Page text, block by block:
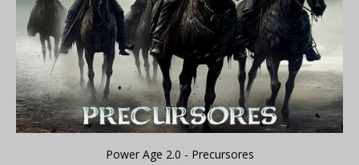
Power Age 2.0 - Precursores